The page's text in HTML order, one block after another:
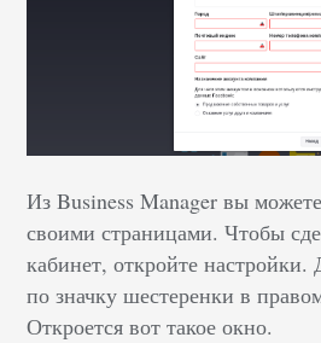
Из Business Manager вы
своими страницами. Чтобы
кабинет, откройте настройки.
по значку шестеренки в
Откроется вот такое окно.